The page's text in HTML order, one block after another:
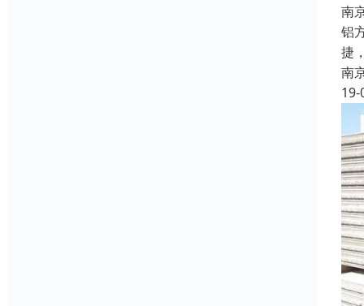
南
铝
捷
南
19-